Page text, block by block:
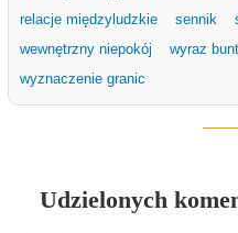
relacje międzyludzkie
sennik
wewnętrzny niepokój
wyraz
wyznaczenie granic
Udzielonych